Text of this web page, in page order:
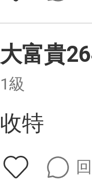
大富貴
1級
收特